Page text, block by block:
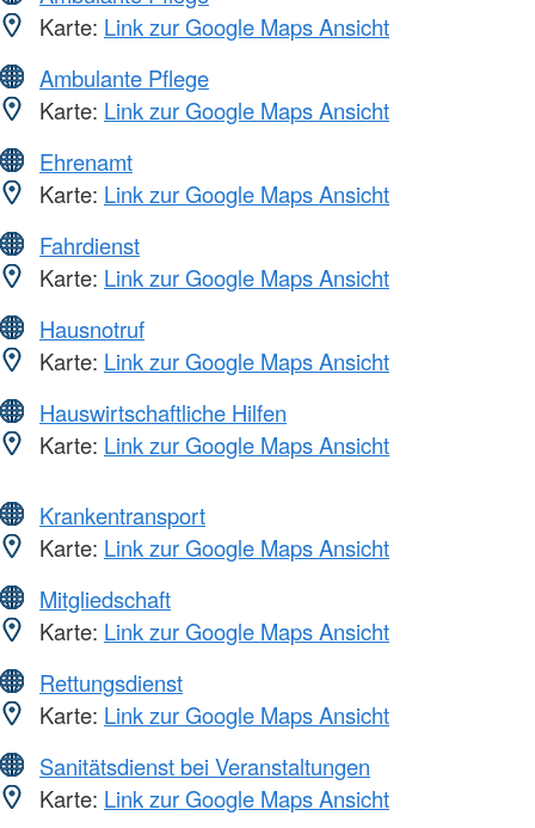
Karte: Link zur Google Maps Ansicht
Ambulante Pflege
Karte: Link zur Google Maps Ansicht
Ehrenamt
Karte: Link zur Google Maps Ansicht
Fahrdienst
Karte: Link zur Google Maps Ansicht
Hausnotruf
Karte: Link zur Google Maps Ansicht
Hauswirtschaftliche Hilfen
Karte: Link zur Google Maps Ansicht
Krankentransport
Karte: Link zur Google Maps Ansicht
Mitgliedschaft
Karte: Link zur Google Maps Ansicht
Rettungsdienst
Karte: Link zur Google Maps Ansicht
Sanitätsdienst bei Veranstaltungen
Karte: Link zur Google Maps Ansicht